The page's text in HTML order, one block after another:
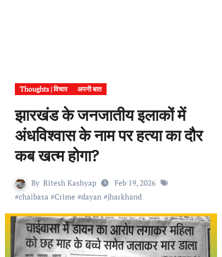
Thoughts | विचार अपनी बात
झारखंड के जनजातीय इलाकों में
अंधविश्वास के नाम पर हत्या का दौर
कब खत्म होगा?
By Ritesh Kashyap
Feb 19, 2026
#chaibasa #Crime #dayan#jharkhand